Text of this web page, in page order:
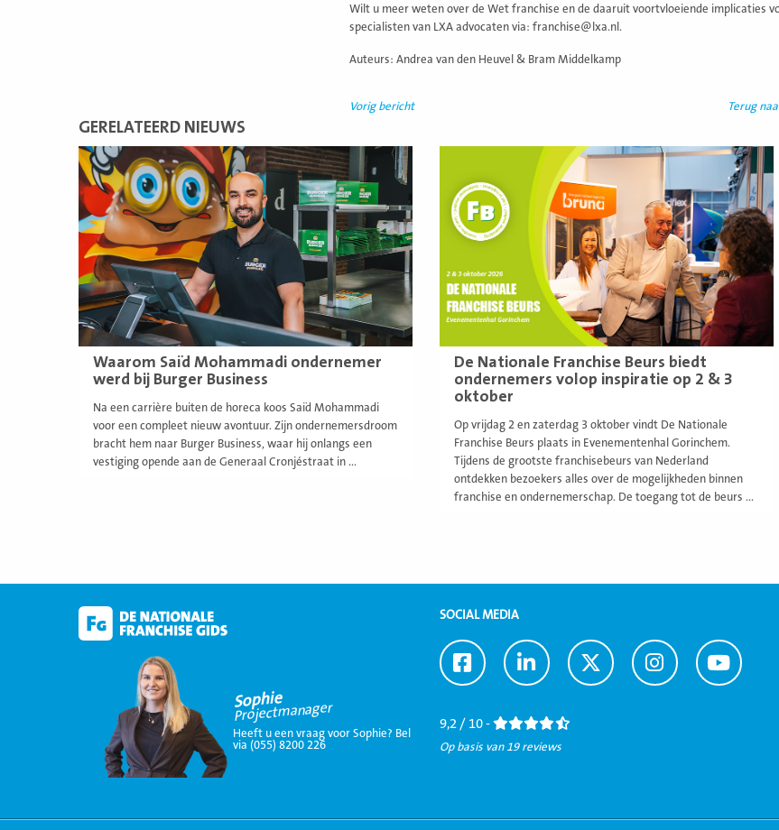
Wilt u meer weten over de Wet franchise en de daaruit voortvloeiende implicaties
specialisten van LXA advocaten via: franchise@lxa.nl.
Auteurs: Andrea van den Heuvel & Bram Middelkamp
Vorig bericht Terug
GERELATEERD NIEUWS
Waarom Saïd Mohammadi ondernemer
werd bij Burger Business
Na een carrière buiten de horeca koos Saïd Mohammadi
voor een compleet nieuw avontuur. Zijn ondernemersdroom
bracht hem naar Burger Business, waar hij onlangs een
vestiging opende aan de Generaal Cronjéstraat in ...
Lees
meer
De Nationale Franchise Beurs biedt
ondernemers volop inspiratie op 2 & 3
oktober
Op vrijdag 2 en zaterdag 3 oktober vindt De Nationale
Franchise Beurs plaats in Evenementenhal Gorinchem.
Tijdens de grootste franchisebeurs van Nederland
ontdekken bezoekers alles over de mogelijkheden binnen
franchise en ondernemerschap. De toegang tot de beurs ...
Sophie
Projectmanager
Heeft u een vraag voor Sophie? Bel
via (055) 8200 226
SOCIAL MEDIA
Ga
naar
Ga
naar
Ga
naar
Ga
naar
Ga
naar
9,2 / 10 -
Op basis van 19 reviews